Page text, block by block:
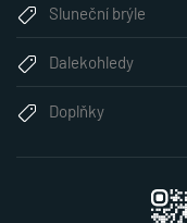
Sluneční brýle
Dalekohledy
Doplňky